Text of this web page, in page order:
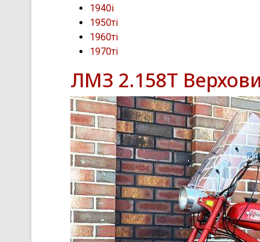
1940і
1950ті
1960ті
1970ті
ЛМЗ 2.158Т